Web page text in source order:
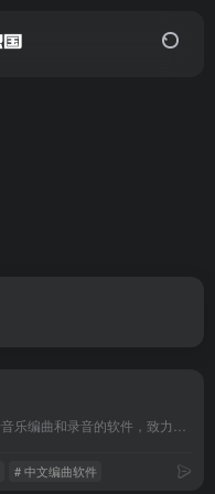
# 中文编曲软件